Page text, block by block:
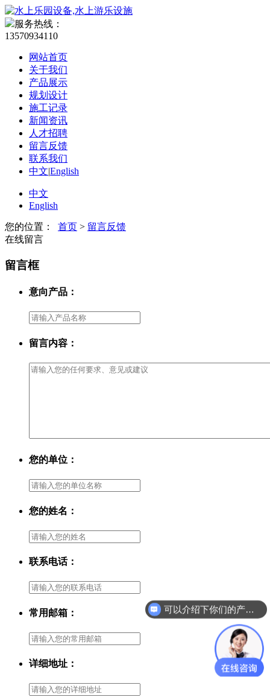
服务热线：
13570934110
网站首页
关于我们
产品展示
规划设计
施工记录
新闻资讯
人才招聘
留言反馈
联系我们
中文|English
中文
English
您的位置： 首页 > 留言反馈
在线留言
留言框
意向产品：
留言内容：
您的单位：
您的姓名：
联系电话：
常用邮箱：
详细地址：
可以介绍下你们的产品么？